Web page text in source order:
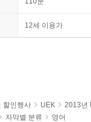
12세 이용가
할인행사 UEK 2013년
자막별 분류
영어